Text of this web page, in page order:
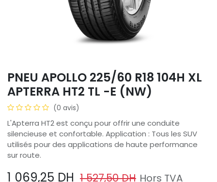
PNEU APOLLO 225/60 R18 104H XL
APTERRA HT2 TL -E (NW)
(0 avis)
L'Apterra HT2 est conçu pour offrir une conduite
silencieuse et confortable. Application : Tous les SUV
utilisés pour des applications de haute performance
sur route.
1 069,25 DH 1 527,50DH Hors TVA